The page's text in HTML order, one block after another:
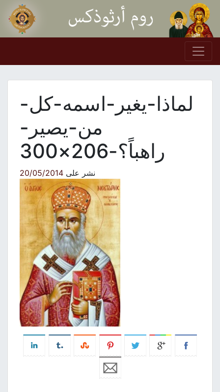
Skip to content
Main Navigation
لماذا-يغير-اسمه-كل-
من-يصير-
راهباً؟-206×300
نشر على20/05/2014